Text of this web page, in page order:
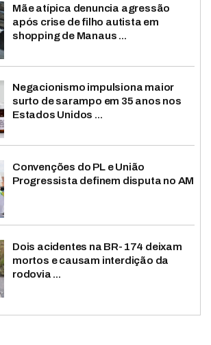
Mãe atípica denuncia agressão
após crise de filho autista em
shopping de Manaus ...
Negacionismo impulsiona maior
surto de sarampo em 35 anos nos
Estados Unidos ...
Convenções do PL e União
Progressista definem disputa no AM
Dois acidentes na BR-174 deixam
mortos e causam interdição da
rodovia ...